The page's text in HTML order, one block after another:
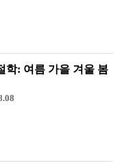
학: 여름 가을 겨울 봄